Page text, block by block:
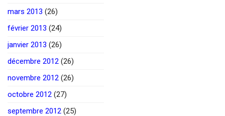
mars 2013 (26)
février 2013 (24)
janvier 2013 (26)
décembre 2012 (26)
novembre 2012 (26)
octobre 2012 (27)
septembre 2012 (25)